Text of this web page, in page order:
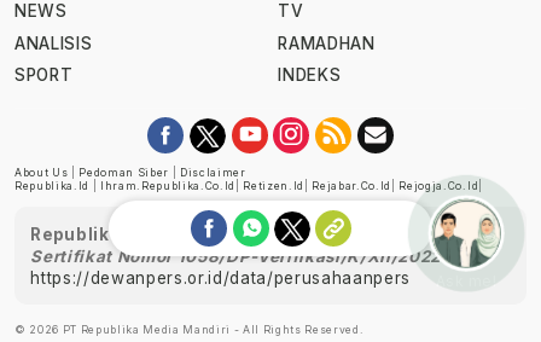
NEWS
ANALISIS
SPORT
TV
RAMADHAN
INDEKS
About Us Pedoman Siber
Disclaimer
Republika.id
Ihram.republika.co.id Retizen.id Rejabar.co.id Rejogja.co.id
Republika telah diverifikasi oleh Dewan Pers
Sertifikat Nomor 1058/DP-Verifikasi/K/XII/2022
https://dewanpers.or.id/data/perusahaanpers
© 2026 PT Republika Media Mandiri - All Rights Reserved.
Ask me!